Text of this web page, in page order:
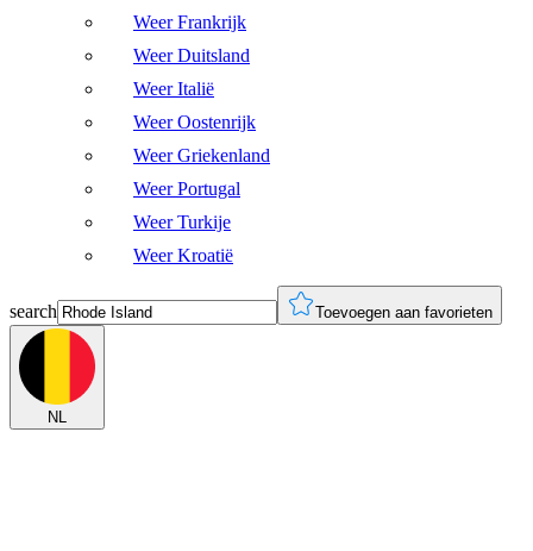
Weer Frankrijk
Weer Duitsland
Weer Italië
Weer Oostenrijk
Weer Griekenland
Weer Portugal
Weer Turkije
Weer Kroatië
search Toevoegen aan favorieten
NL